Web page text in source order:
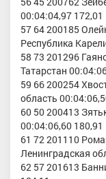
00:04:04,97 172,01
57 64 200185
Республика
58 73 201296
Татарстан
59 66 200254
область
60 50 200413
00:04:06,60 180,91
61 72 201110
Ленинградская
62 57 201613